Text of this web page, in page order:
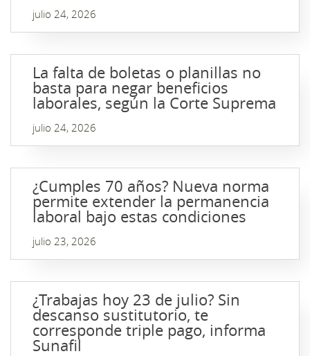
julio 24, 2026
La falta de boletas o planillas no
basta para negar beneficios
laborales, según la Corte Suprema
julio 24, 2026
¿Cumples 70 años? Nueva norma
permite extender la permanencia
laboral bajo estas condiciones
julio 23, 2026
¿Trabajas hoy 23 de julio? Sin
descanso sustitutorio, te
corresponde triple pago, informa
Sunafil